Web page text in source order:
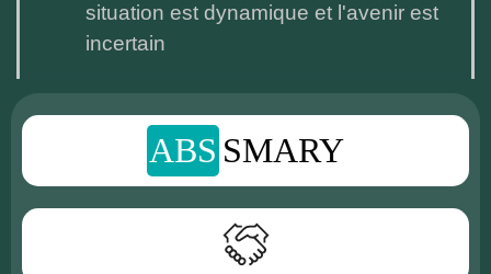
situation est dynamique et l'avenir est
incertain
ABS SMARY